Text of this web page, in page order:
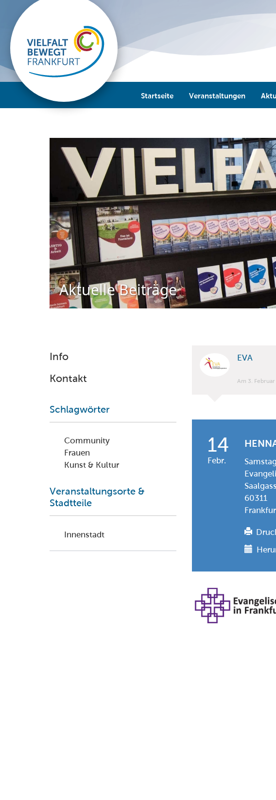
Startseite Veranstaltungen
Aktuelle Beiträge
Info
Kontakt
Schlagwörter
Community
Frauen
Kunst & Kultur
Veranstaltungsorte &
Stadtteile
Innenstadt
EVA
Am 3.
14
Febr.
60311